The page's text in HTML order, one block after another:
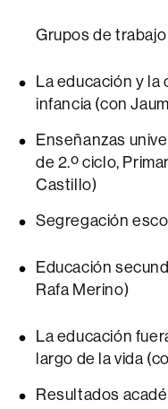
Grupos de
La educación y la
infancia (con
Enseñanzas
de 2.º ciclo,
Castillo)
Segregación
Educación
Rafa Merino)
La educación
largo de la vida
Resultados